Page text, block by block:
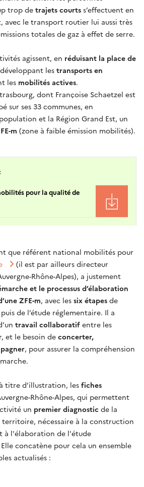
trop de trajets courts s’effectuent en
avec le transport routier lui aussi très
totales de gaz à effet de serre.
agissent, en réduisant la place de
lestransports en
les mobilités actives.
dont Françoise Schaetzel est
sur ses 33 communes, en
et la Région Grand Est, un
m (zone à faible émission mobilités).
pour la qualité de
que référent national mobilités pour
(il est par ailleurs directeur
Rhône-Alpes), a justement
et le processus d’élaboration
ZFE-m, avec les six étapes de
de l’étude réglementaire. Il a
travail collaboratif entre les
et le besoin de concerter,
, pour assurer la compréhension
titre d’illustration, les fiches
Rhône-Alpes, qui permettent
un premier diagnostic de la
nécessaire à la construction
à l'élaboration de l'étude
concatène pour cela un ensemble
actualisés :